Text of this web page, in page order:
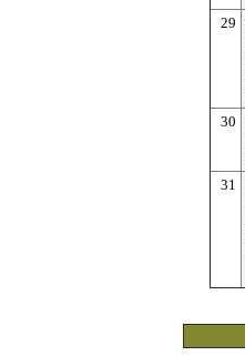
29
30
31